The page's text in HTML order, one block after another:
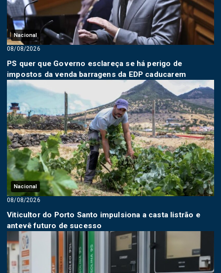
Nacional
08/08/2026
PS quer que Governo esclareça se há perigo de
impostos da venda barragens da EDP caducarem
Nacional
08/08/2026
Viticultor do Porto Santo impulsiona a casta listrão e
antevê futuro de sucesso